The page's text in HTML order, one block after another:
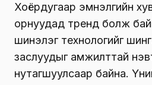
Хоёрдугаар эмнэлгийн
орнуудад тренд болж
шинэлэг технологийг
заслуудыг амжилттай
нутагшуулсаар байна.